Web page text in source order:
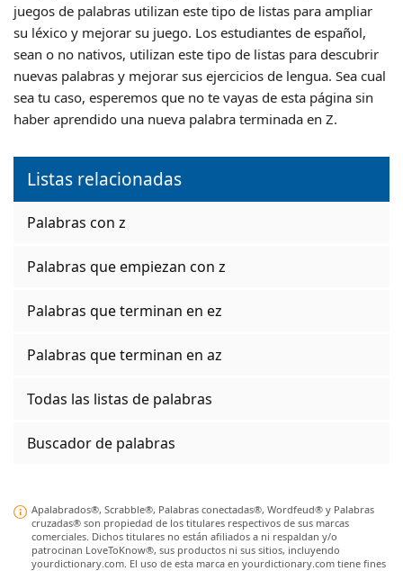
juegos de palabras utilizan este tipo de listas para ampliar
su léxico y mejorar su juego. Los estudiantes de español,
sean o no nativos, utilizan este tipo de listas para descubrir
nuevas palabras y mejorar sus ejercicios de lengua. Sea cual
sea tu caso, esperemos que no te vayas de esta página sin
haber aprendido una nueva palabra terminada en Z.
Listas relacionadas
Palabras con z
Palabras que empiezan con z
Palabras que terminan en ez
Palabras que terminan en az
Todas las listas de palabras
Buscador de palabras
Apalabrados®, Scrabble®, Palabras conectadas®, Wordfeud® y Palabras
cruzadas® son propiedad de los titulares respectivos de sus marcas
comerciales. Dichos titulares no están afiliados a ni respaldan y/o
patrocinan LoveToKnow®, sus productos ni sus sitios, incluyendo
yourdictionary.com. El uso de esta marca en yourdictionary.com tiene fines